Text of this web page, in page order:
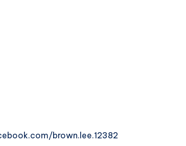
brown.lee.12382